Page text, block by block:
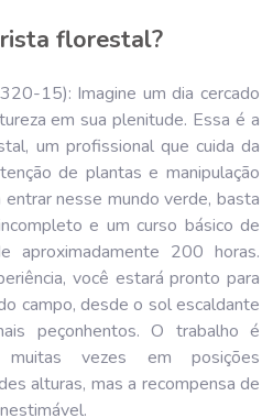
florestal?
15): Imagine um dia cercado
em sua plenitude. Essa é a
um profissional que cuida da
de plantas e manipulação
nesse mundo verde, basta
e um curso básico de
aproximadamente 200 horas.
você estará pronto para
campo, desde o sol escaldante
peçonhentos. O trabalho é
vezes em posições
alturas, mas a recompensa de